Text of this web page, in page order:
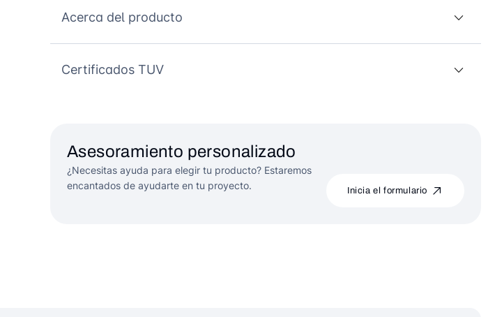
Acerca del producto
Certificados TUV
Asesoramiento personalizado
¿Necesitas ayuda para elegir tu producto? Estaremos
encantados de ayudarte en tu proyecto.
Inicia el formulario